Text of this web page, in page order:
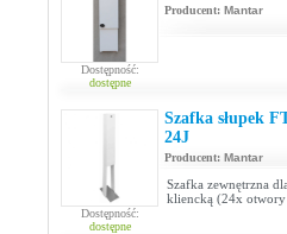
Dostępność:
dostępne
Producent: Mantar
Dostępność:
dostępne
Szafka słupek
24J
Producent: Mantar
Szafka zewnętrzna
kliencką (24x otwory